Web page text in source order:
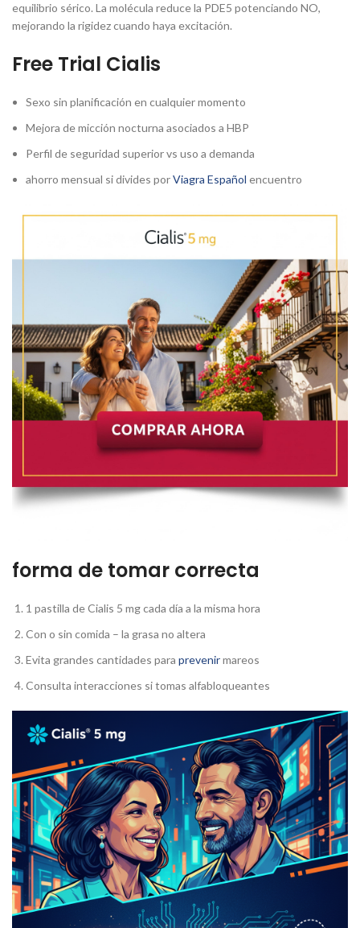
equilibrio sérico. La molécula reduce la PDE5 potenciando NO,
mejorando la rigidez cuando haya excitación.
Free Trial Cialis
Sexo sin planificación en cualquier momento
Mejora de micción nocturna asociados a HBP
Perfil de seguridad superior vs uso a demanda
ahorro mensual si divides porViagra Español encuentro
forma de tomar correcta
1 pastilla de Cialis 5 mg cada día a la misma hora
Con o sin comida – la grasa no altera
Evita grandes cantidades para prevenirmareos
Consulta interacciones si tomas alfabloqueantes